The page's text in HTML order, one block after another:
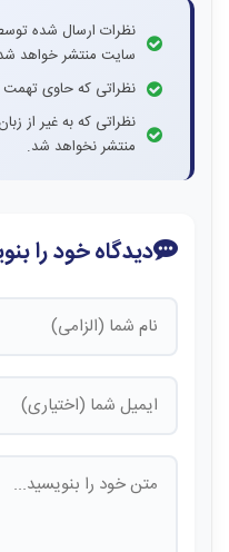
نظرات ارسال شده
سایت منتشر خواهد
نظراتی که حاوی تهمت
نظراتی که به غیر از
منتشر نخواهد شد.
دیدگاه خود را